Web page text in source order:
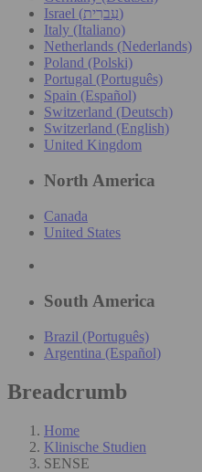
Israel (עִברִית)
Italy (Italiano)
Netherlands (Nederlands)
Poland (Polski)
Portugal (Português)
Spain (Español)
Switzerland (Deutsch)
Switzerland (English)
United Kingdom
North America
Canada
United States
South America
Brazil (Português)
Argentina (Español)
Breadcrumb
Home
Klinische Studien
SENSE